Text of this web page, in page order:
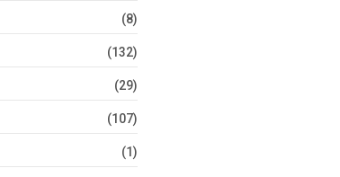
(8)
(132)
(29)
(107)
(1)